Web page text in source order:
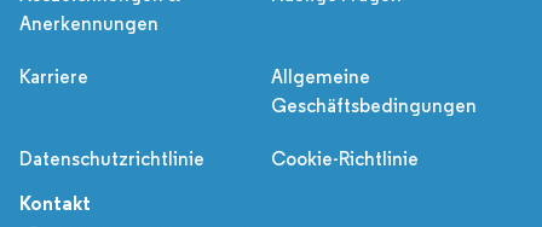
Anerkennungen
Karriere
Allgemeine
Geschäftsbedingungen
Datenschutzrichtlinie Cookie-Richtlinie
Kontakt